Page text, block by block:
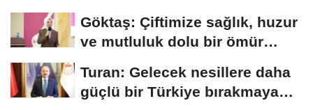
Göktaş: Çiftimize sağlık, huzur
ve mutluluk dolu bir ömür
Turan: Gelecek nesillere daha
güçlü bir Türkiye bırakmaya